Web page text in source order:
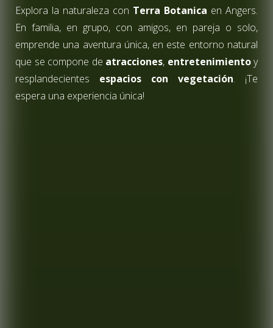
Explora la naturaleza con Terra Botanica en Angers.
En familia, en grupo, con amigos, en pareja o solo,
emprende una aventura única, en este entorno natural
que se compone de atracciones, entretenimientoy
resplandecientes espacios con vegetación. ¡Te
espera una experiencia única!